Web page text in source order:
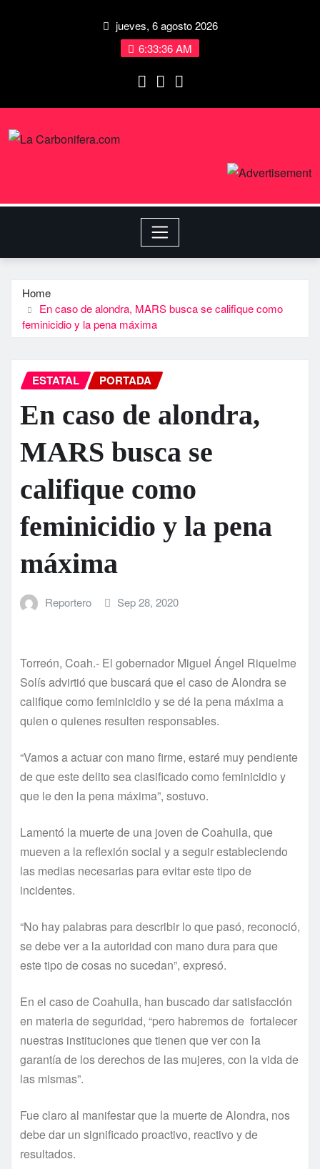
jueves, 6 agosto 2026
6:33:37 AM
Home
En caso de alondra, MARS busca se califique como
feminicidio y la pena máxima
ESTATAL PORTADA
En caso de alondra,
MARS busca se
califique como
feminicidio y la pena
máxima
Reportero Sep 28, 2020
Torreón, Coah.- El gobernador Miguel Ángel Riquelme
Solís advirtió que buscará que el caso de Alondra se
califique como feminicidio y se dé la pena máxima a
quien o quienes resulten responsables.
“Vamos a actuar con mano firme, estaré muy pendiente
de que este delito sea clasificado como feminicidio y
que le den la pena máxima”, sostuvo.
Lamentó la muerte de una joven de Coahuila, que
mueven a la reflexión social y a seguir estableciendo
las medias necesarias para evitar este tipo de
incidentes.
“No hay palabras para describir lo que pasó, reconoció,
se debe ver a la autoridad con mano dura para que
este tipo de cosas no sucedan”, expresó.
En el caso de Coahuila, han buscado dar satisfacción
en materia de seguridad, “pero habremos de fortalecer
nuestras instituciones que tienen que ver con la
garantía de los derechos de las mujeres, con la vida de
las mismas”.
Fue claro al manifestar que la muerte de Alondra, nos
debe dar un significado proactivo, reactivo y de
resultados.